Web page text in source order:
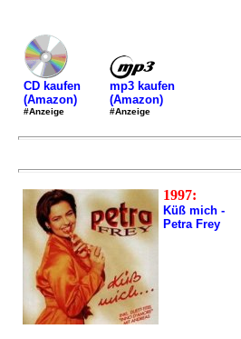
CD kaufen
(Amazon)
#Anzeige
mp3 kaufen
(Amazon)
#Anzeige
1997:
Küß mich -
Petra Frey